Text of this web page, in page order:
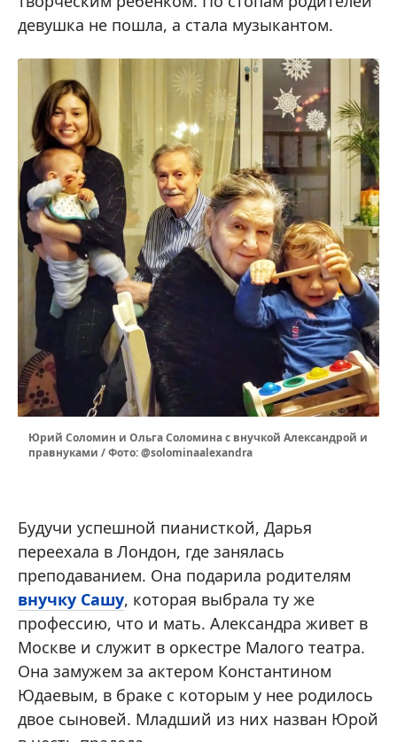
девушка не пошла, а стала музыкантом.
Юрий Соломин и Ольга Соломина с внучкой Александрой и
правнуками / Фото: @solominaalexandra
Будучи успешной пианисткой, Дарья
переехала в Лондон, где занялась
преподаванием. Она подарила родителям
внучку Сашу, которая выбрала ту же
профессию, что и мать. Александра живет в
Москве и служит в оркестре Малого театра.
Она замужем за актером Константином
Юдаевым, в браке с которым у нее родилось
двое сыновей. Младший из них назван Юрой